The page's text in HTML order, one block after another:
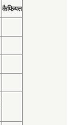
कैफियत